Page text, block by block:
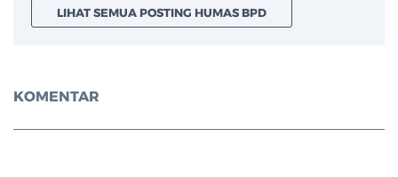
LIHAT SEMUA POSTING HUMAS BPD
KOMENTAR